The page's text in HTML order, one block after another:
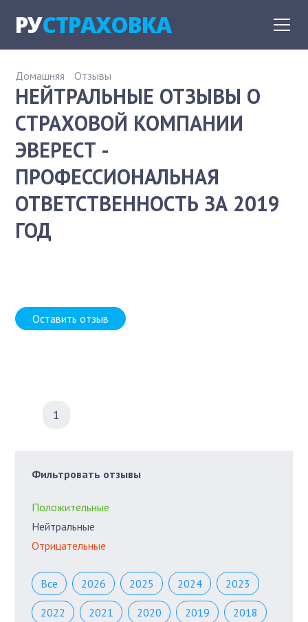
РУСТРАХОВКА
Домашняя Отзывы
НЕЙТРАЛЬНЫЕ ОТЗЫВЫ О
СТРАХОВОЙ КОМПАНИИ
ЭВЕРЕСТ -
ПРОФЕССИОНАЛЬНАЯ
ОТВЕТСТВЕННОСТЬ ЗА 2019
ГОД
Оставить отзыв
1
Фильтровать отзывы
Положительные
Нейтральные
Отрицательные
Все 2026 2025 2024 2023
2022 2021 2020 2019 2018